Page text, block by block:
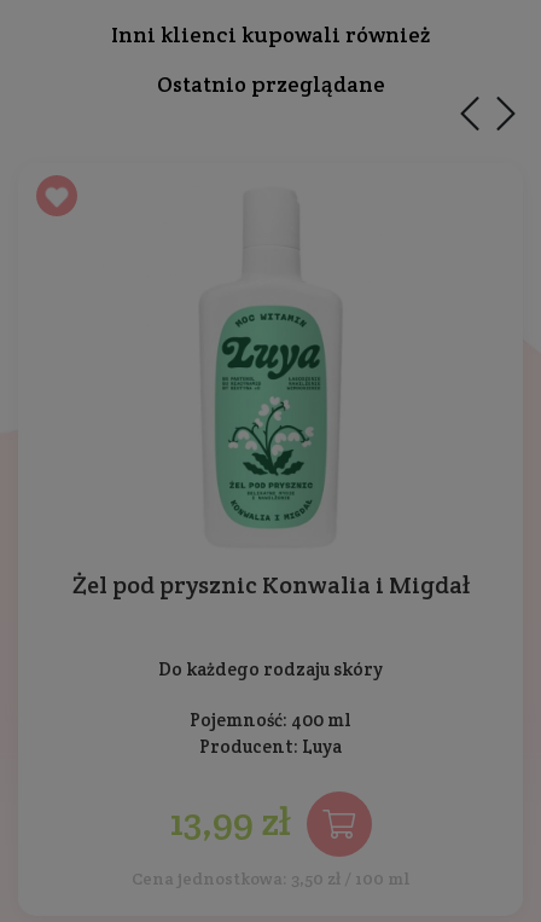
Inni klienci kupowali również
Ostatnio przeglądane
Żel pod prysznic Konwalia i Migdał
Do każdego rodzaju skóry
Pojemność: 400 ml
Producent: Luya
13,99 zł
Cena jednostkowa: 3,50 zł / 100 ml